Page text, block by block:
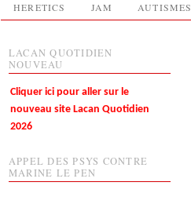
HERETICS JAM AUTISMES
LACAN QUOTIDIEN
NOUVEAU
Cliquer ici pour aller sur le
nouveau site Lacan Quotidien
2026
APPEL DES PSYS CONTRE
MARINE LE PEN